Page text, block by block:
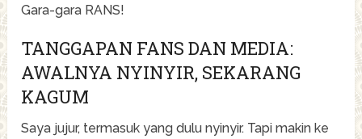
Gara-gara RANS!
TANGGAPAN FANS DAN MEDIA:
AWALNYA NYINYIR, SEKARANG
KAGUM
Saya jujur, termasuk yang dulu nyinyir. Tapi makin ke